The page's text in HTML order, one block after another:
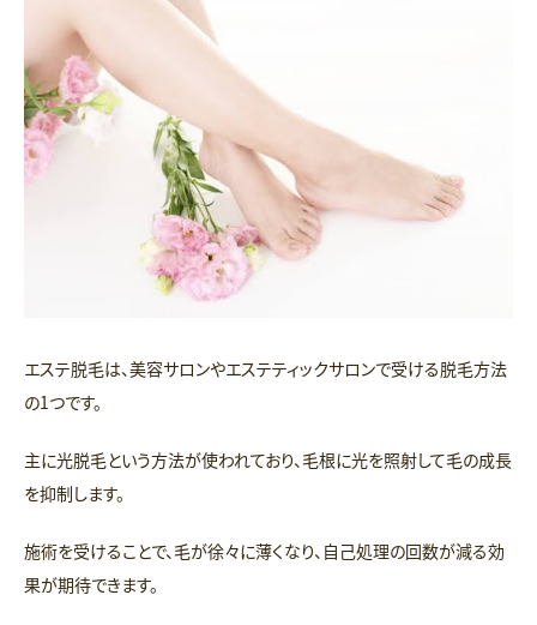
エステ脱毛は、美容サロンやエステティックサロンで受ける脱毛方法
の1つです。
主に光脱毛という方法が使われており、毛根に光を照射して毛の成長
を抑制します。
施術を受けることで、毛が徐々に薄くなり、自己処理の回数が減る効
果が期待できます。